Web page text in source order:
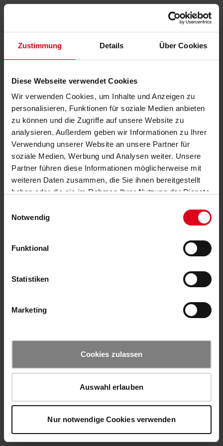
Zustimmung Details Über Cookies
Diese Webseite verwendet Cookies
Wir verwenden Cookies, um Inhalte und Anzeigen zu
personalisieren, Funktionen für soziale Medien anbieten
zu können und die Zugriffe auf unsere Website zu
analysieren. Außerdem geben wir Informationen zu Ihrer
Verwendung unserer Website an unsere Partner für
soziale Medien, Werbung und Analysen weiter. Unsere
Partner führen diese Informationen möglicherweise mit
weiteren Daten zusammen, die Sie ihnen bereitgestellt
haben oder die sie im Rahmen Ihrer Nutzung der Dienste
Notwendig
Funktional
Statistiken
Marketing
Cookies zulassen
Auswahl erlauben
Nur notwendige Cookies verwenden